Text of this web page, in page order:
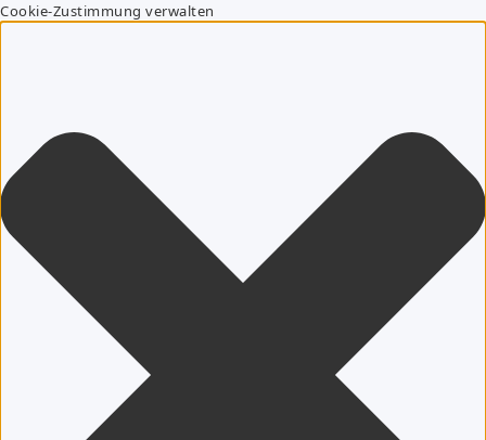
Cookie-Zustimmung verwalten